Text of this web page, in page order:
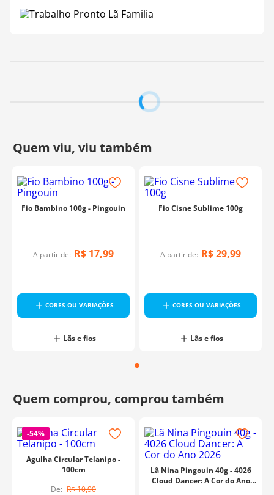
Fio Bambino 100g - Pingouin
A partir de: R$ 17,99
CORES OU VARIAÇÕES
Lãs e fios
Fio Cisne Sublime 100g
A partir de: R$29,99
CORES OU VARIAÇÕES
Lãs e fios
-54%
Agulha Circular Telanipo -
100cm
R$10,90
Lã Nina Pingouin 40g - 4026
Cloud Dancer: A Cor do Ano